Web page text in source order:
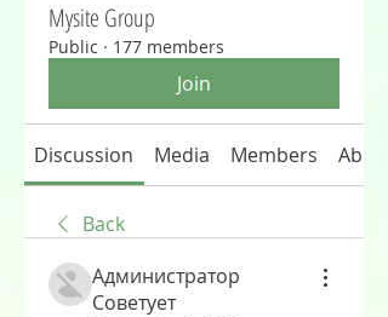
Mysite Group
Public · 177 members
Join
Discussion Media Members About
Back
Администратор
Советует